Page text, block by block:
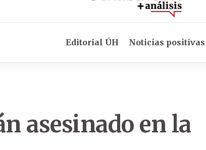
Editorial ÚH Noticias positivas
asesinado en la